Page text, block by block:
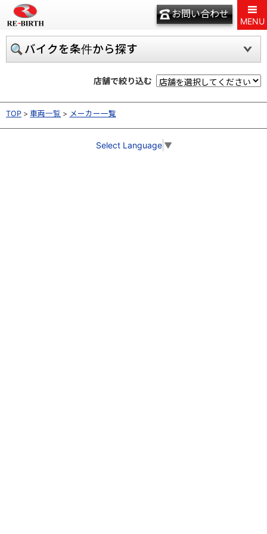
お問い合わせ
MENU
バイクを条件から探す
店舗で絞り込む
TOP 車両一覧 メーカー一覧
Select Language ▼